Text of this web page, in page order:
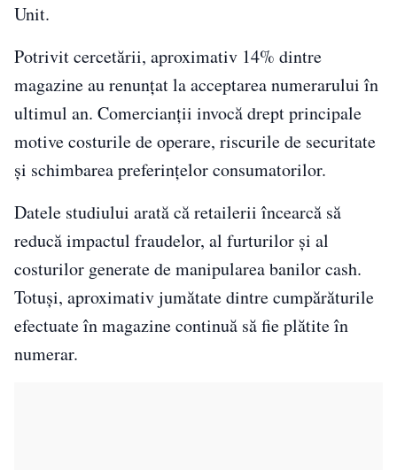
Unit.
Potrivit cercetării, aproximativ 14% dintre
magazine au renunțat la acceptarea numerarului în
ultimul an. Comercianții invocă drept principale
motive costurile de operare, riscurile de securitate
și schimbarea preferințelor consumatorilor.
Datele studiului arată că retailerii încearcă să
reducă impactul fraudelor, al furturilor și al
costurilor generate de manipularea banilor cash.
Totuși, aproximativ jumătate dintre cumpărăturile
efectuate în magazine continuă să fie plătite în
numerar.